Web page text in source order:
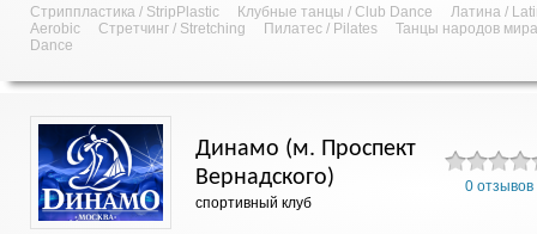
Стриппластика / StripPlastic Клубные танцы / Club Dance
Латина /
Aerobic
Стретчинг / Stretching Пилатес / Pilates
Танцы народов
Dance
Динамо (м. Проспект
Вернадского)
спортивный клуб
0 отзывов